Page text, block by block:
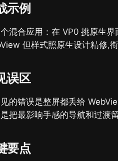
示例
混合应用：在 VP0 挑原生
但样式照原生设计精修,
误区
的错误是整屏都丢给
把最影响手感的导航和过渡
要点